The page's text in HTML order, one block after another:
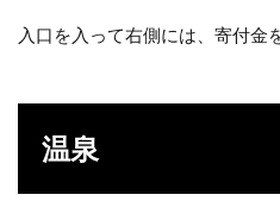
入口を入って右側には、寄付金
温泉